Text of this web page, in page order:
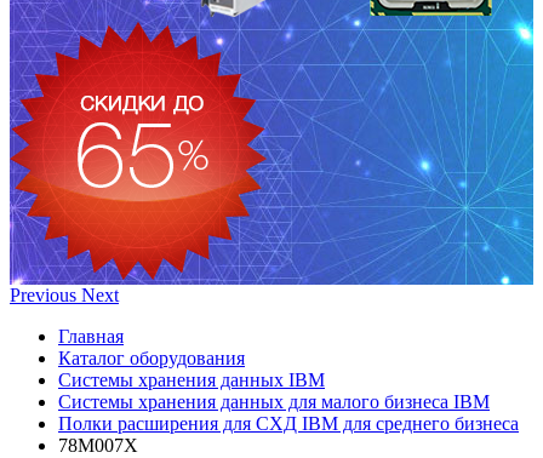
Previous Next
Главная
Каталог оборудования
Системы хранения данных IBM
Системы хранения данных для малого бизнеса IBM
Полки расширения для СХД IBM для среднего бизнеса
78M007X